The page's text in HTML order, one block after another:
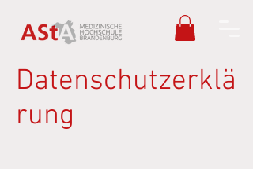
Datenschutzerklä
rung